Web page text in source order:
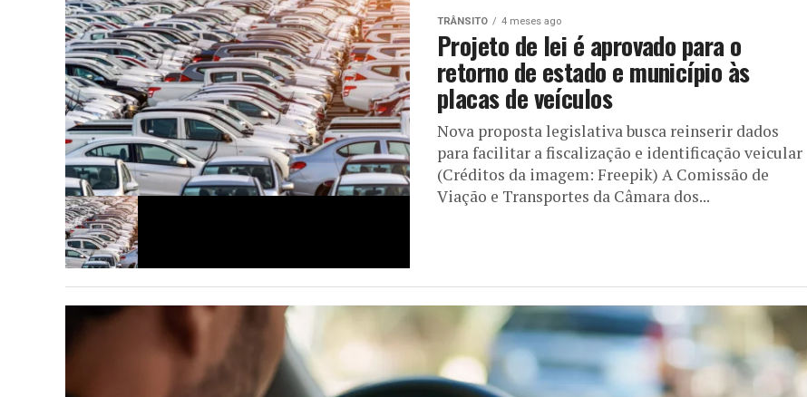
TRÂNSITO 4 meses ago
Projeto de lei é aprovado para o
retorno de estado e município às
placas de veículos
Nova proposta legislativa busca reinserir dados
para facilitar a fiscalização e identificação veicular
(Créditos da imagem: Freepik) A Comissão de
Viação e Transportes da Câmara dos...